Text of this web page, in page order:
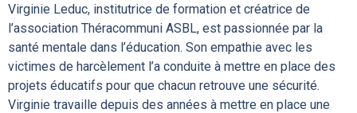
Virginie Leduc, institutrice de formation et créatrice de
l’association Théracommuni ASBL, est passionnée par la
santé mentale dans l’éducation. Son empathie avec les
victimes de harcèlement l’a conduite à mettre en place des
projets éducatifs pour que chacun retrouve une sécurité.
Virginie travaille depuis des années à mettre en place une